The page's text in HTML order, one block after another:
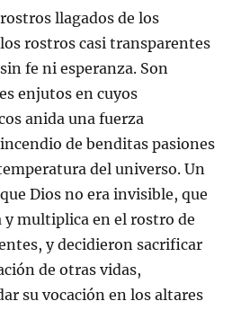
llagados de los
rostros casi transparentes
fe ni esperanza. Son
enjutos en cuyos
anida una fuerza
de benditas pasiones
del universo. Un
Dios no era invisible, que
y multiplica en el rostro de
y decidieron sacrificar
de otras vidas,
su vocación en los altares